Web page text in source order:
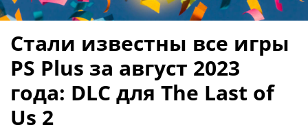
Стали известны все игры
PS Plus за август 2023
года: DLC для The Last of
Us 2